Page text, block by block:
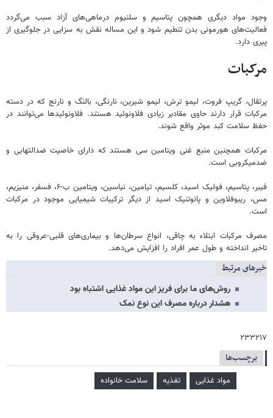
وجود مواد دیگری همچون پتاسیم و سلنیوم درماهی‌های آزاد سبب می‌گردد
فعالیت‌های هورمونی بدن تنطیم شود و این مساله نقش به سزایی در جلوگیری از
پیری دارد.
مرکبات
پرتقال، گریپ فروت، لیمو ترش، لیمو شیرین، نارنگی، بالنگ و نارنج که در دسته
مرکبات قرار دارند حاوی مقادیر زیادی فلاونوئید هستند. فلاونوئیدها می‌توانند در
حفظ سلامت کبد موثر واقع شوند.
مرکبات همچنین منبع غنی ویتامین سی هستند که دارای خاصیت ضدالتهابی و
ضدمیکروبی است.
فیبر، پتاسیم، فولیک اسید، کلسیم، تیامین، نیاسین، ویتامین ب-۶، فسفر، منیزیم،
مس، ریبوفلاوین و پانوتنیک اسید از دیگر ترکیبات شیمیایی موجود در مرکبات
است.
مصرف مرکبات ابتلاء به چاقی، انواع سرطان‌ها و بیماری‌های قلبی-عروقی را به
تاخیر انداخته و طول عمر افراد را افزایش می‌دهد.
خبرهای مرتبط
روش‌های ما برای فریز این مواد غذایی اشتباه بود
هشدار درباره مصرف این نوع نمک‌
۲۳۳۲۱۷
برچسب‌ها
مواد غذایی تغذیه سلامت خانواده